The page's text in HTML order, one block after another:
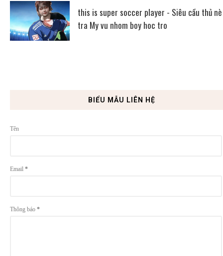
this is super soccer player - Siêu cầu thủ
tra My vu nhom boy hoc tro
BIỂU MẪU LIÊN HỆ
Tên
Email *
Thông báo *